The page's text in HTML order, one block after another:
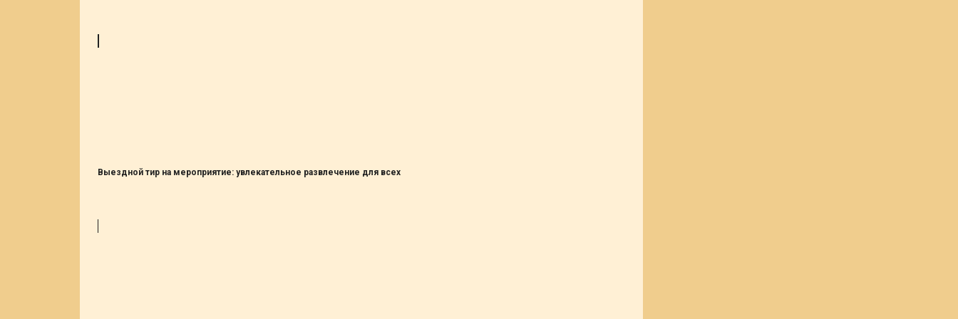
Выездной тир на мероприятие: увлекательное развлечение для всех